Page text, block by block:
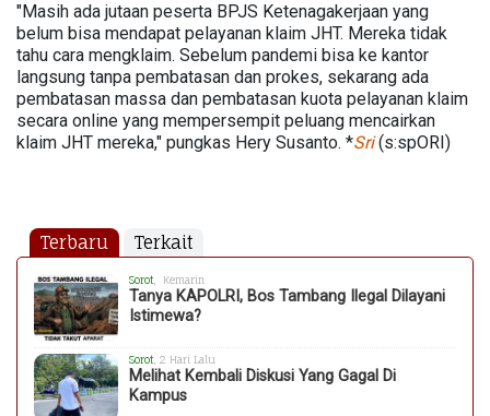
"Masih ada jutaan peserta BPJS Ketenagakerjaan yang
belum bisa mendapat pelayanan klaim JHT. Mereka tidak
tahu cara mengklaim. Sebelum pandemi bisa ke kantor
langsung tanpa pembatasan dan prokes, sekarang ada
pembatasan massa dan pembatasan kuota pelayanan klaim
secara online yang mempersempit peluang mencairkan
klaim JHT mereka," pungkas Hery Susanto. *Sri(s:spORI)
Terbaru Terkait
Sorot, Kemarin
Tanya KAPOLRI, Bos Tambang Ilegal Dilayani
Istimewa?
Sorot , 2 Hari Lalu
Melihat Kembali Diskusi Yang Gagal Di
Kampus